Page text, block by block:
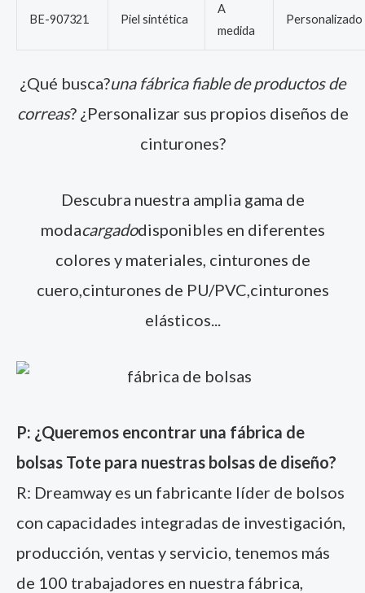
BE-907321 Piel sintética
A
medida
Personalizado
¿Qué busca?una fábrica fiable de productos de
correas? ¿Personalizar sus propios diseños de
cinturones?
Descubra nuestra amplia gama de
modacargadodisponibles en diferentes
colores y materiales, cinturones de
cuero,cinturones de PU/PVC,cinturones
elásticos...
P: ¿Queremos encontrar una fábrica de
bolsas Tote para nuestras bolsas de diseño?
R: Dreamway es un fabricante líder de bolsos
con capacidades integradas de investigación,
producción, ventas y servicio, tenemos más
de 100 trabajadores en nuestra fábrica,